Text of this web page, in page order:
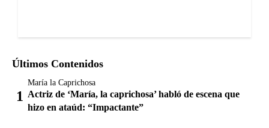
Últimos Contenidos
María la Caprichosa
Actriz de ‘María, la caprichosa’ habló de escena que
hizo en ataúd: “Impactante”